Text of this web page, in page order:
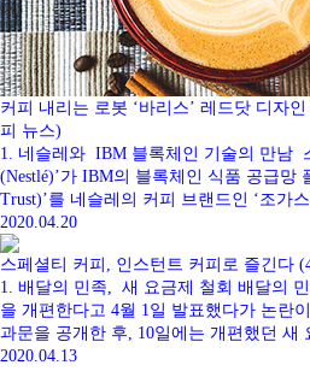
커피 내리는 로봇 ‘바리스’ 레드닷 디자
피 뉴스)
1. 네슬레와 IBM 블록체인 기술의 만남
(Nestlé)’가 IBM의 블록체인 식품 공급망
Trust)’를 네슬레의 커피 브랜드인 ‘조가스
2020.04.20
스페셜티 커피, 인스턴트 커피로 즐긴다
1. 배달의 민족, 새 요금제 철회 배달의
을 개편한다고 4월 1일 발표했다가 논란
과문을 공개한 후, 10일에는 개편했던 새
2020.04.13